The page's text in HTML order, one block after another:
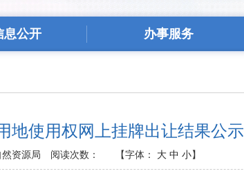
息公开 办事服务
地使用权网上挂牌出让结果公示
资源局 阅读次数： 【字体： 大 中 小】